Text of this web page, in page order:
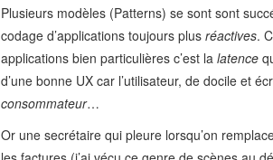
Plusieurs modèles (Patterns) se sont sont
codage d’applications toujours plus réactives.
applications bien particulières c’est la latence
d’une bonne UX car l’utilisateur, de docile et
consommateur…
Or une secrétaire qui pleure lorsqu’on